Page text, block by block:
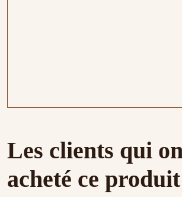
Cerise , Groseille
Citron , Mandarine
acidité, notes de noisette
céréale, amande
Les clients qui
acheté ce